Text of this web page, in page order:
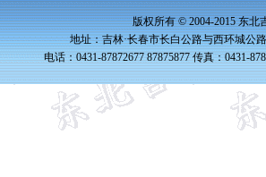
版权所有 © 2004-2015 东北
地址：吉林·长春市长白公路与西环城公
电话：0431-87872677 87875877 传真：0431-